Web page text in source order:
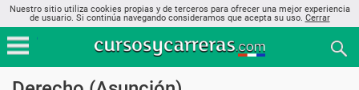
Nuestro sitio utiliza cookies propias y de terceros para ofrecer una mejor experiencia
de usuario. Si continúa navegando consideramos que acepta su uso. Cerrar